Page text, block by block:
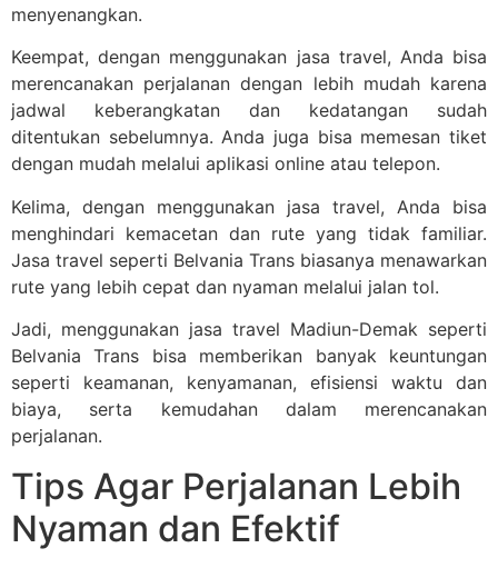
menyenangkan.
Keempat, dengan menggunakan jasa travel, Anda bisa
merencanakan perjalanan dengan lebih mudah karena
jadwal keberangkatan dan kedatangan sudah
ditentukan sebelumnya. Anda juga bisa memesan tiket
dengan mudah melalui aplikasi online atau telepon.
Kelima, dengan menggunakan jasa travel, Anda bisa
menghindari kemacetan dan rute yang tidak familiar.
Jasa travel seperti Belvania Trans biasanya menawarkan
rute yang lebih cepat dan nyaman melalui jalan tol.
Jadi, menggunakan jasa travel Madiun-Demak seperti
Belvania Trans bisa memberikan banyak keuntungan
seperti keamanan, kenyamanan, efisiensi waktu dan
biaya, serta kemudahan dalam merencanakan
perjalanan.
Tips Agar Perjalanan Lebih
Nyaman dan Efektif